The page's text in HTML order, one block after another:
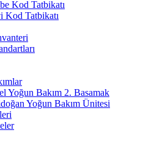
Kod Tatbikatı
Kod Tatbikatı
Yoğun Bakım 2. Basamak
Yoğun Bakım Ünitesi